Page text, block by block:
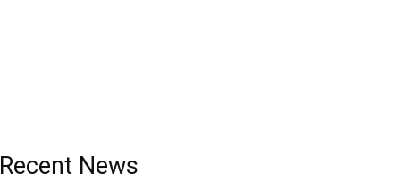
Recent News